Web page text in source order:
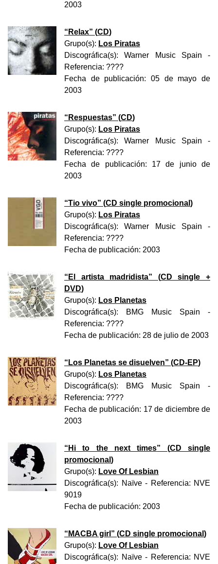
2003
“ Relax” (CD)
Grupo(s): Los Piratas
Discográfica(s):Warner Music Spain -
Referencia: ????
Fecha de publicación: 05 de mayo de
2003
“ Respuestas” (CD)
Grupo(s): Los Piratas
Discográfica(s):Warner Music Spain -
Referencia: ????
Fecha de publicación: 17 de junio de
2003
“Tio vivo” (CD single promocional )
Grupo(s): Los Piratas
Discográfica(s):Warner Music Spain -
Referencia: ????
Fecha de publicación: 2003
“ El artista madridista” (CD single +
DVD)
Grupo(s): Los Planetas
Discográfica(s):
BMG Music Spain -
Referencia: ????
Fecha de publicación: 28 de julio de 2003
“ Los Planetas se disuelven” (CD-EP)
Grupo(s): Los Planetas
Discográfica(s):
BMG Music Spain -
Referencia: ????
Fecha de publicación: 17 de diciembre de
2003
“ Hi to the next times” (CD single
promocional )
Grupo(s): Love Of Lesbian
Discográfica(s): Naïve- Referencia: NVE
9019
Fecha de publicación: 2003
“ MACBA girl ” (CD single promocional )
Grupo(s): Love Of Lesbian
Discográfica(s): Naïve- Referencia: NVE